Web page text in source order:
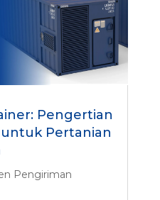
Pengertian
Pertanian
Pengiriman